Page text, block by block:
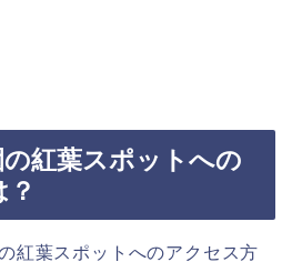
紅葉スポットへの
紅葉スポットへのアクセス方